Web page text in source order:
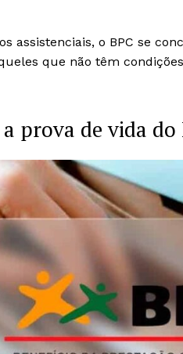
assistenciais, o BPC se
que não têm
prova de vida do